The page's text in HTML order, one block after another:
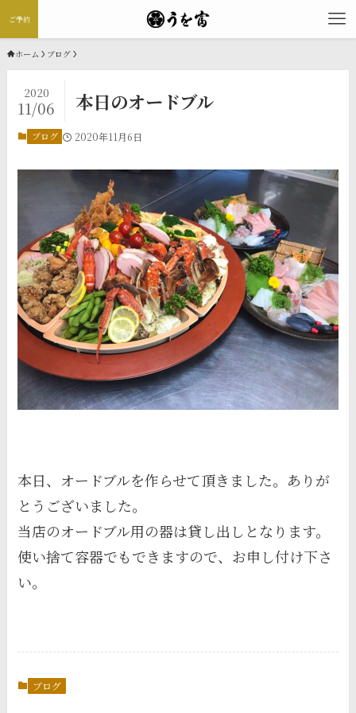
ご予約
ホーム ブログ
本日のオードブル
2020
11/06
ブログ 2020年11月6日
本日、オードブルを作らせて頂きました。ありが
とうございました。
当店のオードブル用の器は貸し出しとなります。
使い捨て容器でもできますので、お申し付け下さ
い。
ブログ